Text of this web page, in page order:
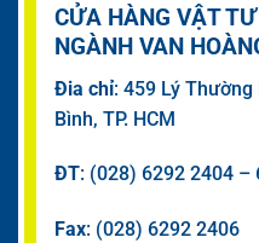
CỬA HÀNG VẬT
NGÀNH VAN
Đia chỉ: 459 Lý Thường
Bình, TP. HCM
ĐT: (028) 6292 2404 –
Fax: (028) 6292 2406